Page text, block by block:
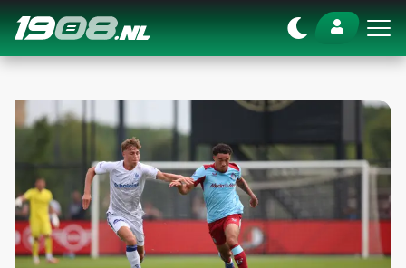
Navigation